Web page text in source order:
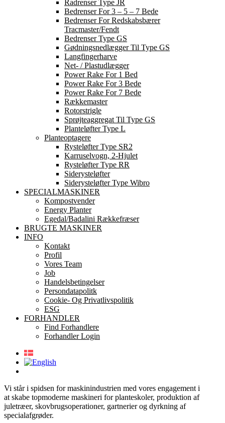
Radrenser Type JR
Bedrenser For 3 – 5 – 7 Bede
Bedrenser For Redskabsbærer
Tracmaster/Fendt
Bedrenser Type GS
Gødningsnedlægger Til Type GS
Langfingerharve
Net- / Plastudlægger
Power Rake For 1 Bed
Power Rake For 3 Bede
Power Rake For 7 Bede
Rækkemaster
Rotorstrigle
Sprøjteaggregat Til Type GS
Planteløfter Type L
Planteoptagere
Rysteløfter Type SR2
Karruselvogn, 2-Hjulet
Rysteløfter Type RR
Siderysteløfter
Siderysteløfter Type Wibro
SPECIALMASKINER
Kompostvender
Energy Planter
Egedal/Badalini Rækkefræser
BRUGTE MASKINER
INFO
Kontakt
Profil
Vores Team
Job
Handelsbetingelser
Persondatapolitk
Cookie- Og Privatlivspolitik
ESG
FORHANDLER
Find Forhandlere
Forhandler Login
Vi står i spidsen for maskinindustrien med vores engagement i
at skabe topmoderne maskineri for planteskoler, produktion af
juletræer, skovbrugsoperationer, gartnerier og dyrkning af
specialafgrøder.